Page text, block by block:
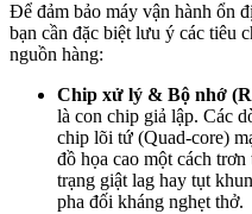
Để đảm bảo máy vận hành ổn
bạn cần đặc biệt lưu ý các tiêu
nguồn hàng:
Chip xử lý & Bộ nhớ
là con chip giả lập. Các
chip lõi tứ (Quad-core)
đồ họa cao một cách
trạng giật lag hay tụt
pha đối kháng nghẹt thở.